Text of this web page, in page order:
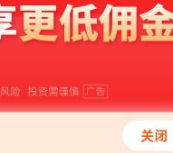
价 涨跌幅 回购数量 回购金